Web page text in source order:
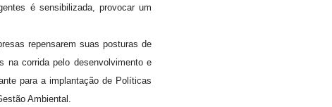
é sensibilizada, provocar um
repensarem suas posturas de
na corrida pelo desenvolvimento e
para a implantação de Políticas
Ambiental.